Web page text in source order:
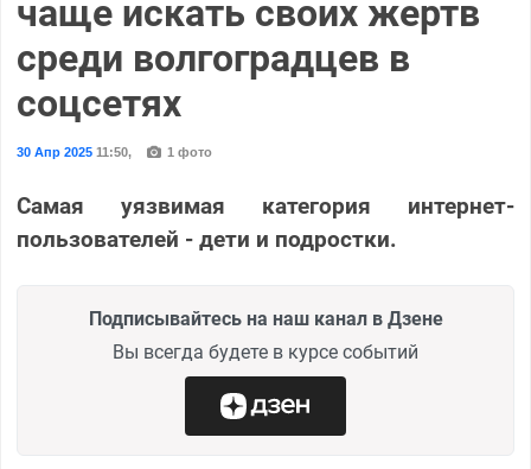
чаще искать своих жертв
среди волгоградцев в
соцсетях
30 Апр 202511:50, 1 фото
Самая уязвимая категория интернет-
пользователей - дети и подростки.
Подписывайтесь на наш канал в Дзене
Вы всегда будете в курсе событий